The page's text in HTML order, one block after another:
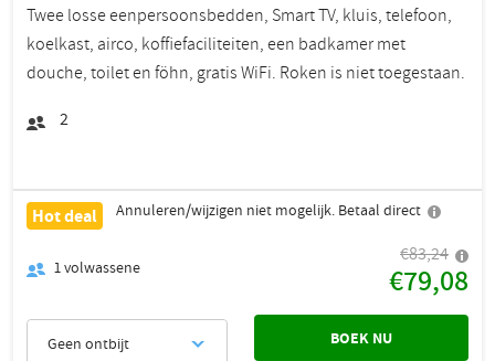
Twee losse eenpersoonsbedden, Smart TV, kluis, telefoon,
koelkast, airco, koffiefaciliteiten, een badkamer met
douche, toilet en föhn, gratis WiFi. Roken is niet toegestaan.
2
Hot deal Annuleren/wijzigen niet mogelijk. Betaal direct
1volwassene
€83,24
€79,08
Geen ontbijt BOEK NU